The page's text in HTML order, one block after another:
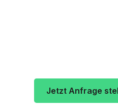
Jetzt Anfrage